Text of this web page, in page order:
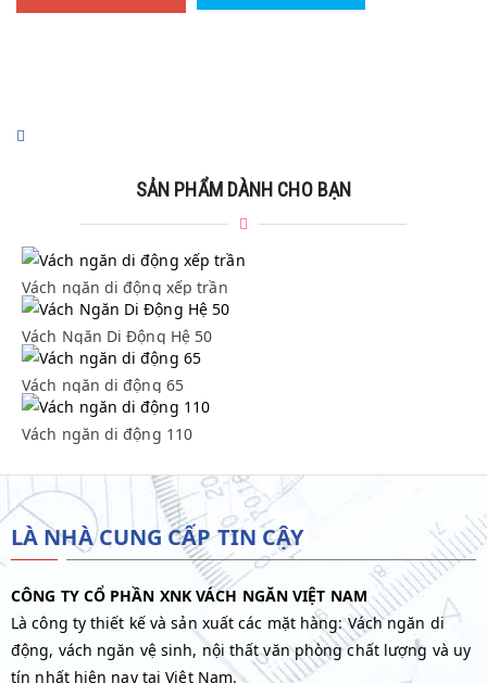
SẢN PHẨM DÀNH CHO BẠN
Vách ngăn di động xếp trần
Vách ngăn di động xếp trần
Vách Ngăn Di Động Hệ 50
Vách Ngăn Di Động Hệ 50
Vách ngăn di động 65
Vách ngăn di động 65
Vách ngăn di động 110
Vách ngăn di động 110
LÀ NHÀ CUNG CẤP TIN CẬY
CÔNG TY CỔ PHẦN XNK VÁCH NGĂN VIỆT NAM
Là công ty thiết kế và sản xuất các mặt hàng: Vách ngăn di
động, vách ngăn vệ sinh, nội thất văn phòng chất lượng và uy
tín nhất hiện nay tại Việt Nam.